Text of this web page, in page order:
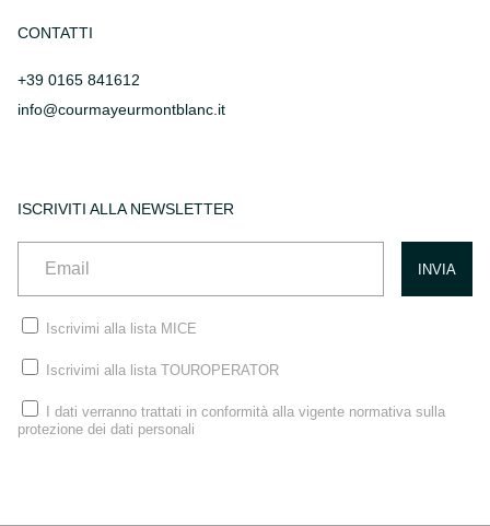
CONTATTI
+39 0165 841612
info@courmayeurmontblanc.it
ISCRIVITI ALLA NEWSLETTER
Iscrivimi alla lista MICE
Iscrivimi alla lista TOUROPERATOR
I dati verranno trattati in conformità alla vigente normativa sulla
protezione dei dati personali